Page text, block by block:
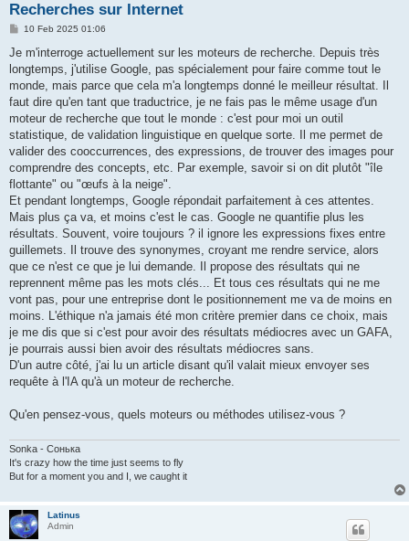
Recherches sur Internet
P
s
10 Feb 2025 01:06
Je m'interroge actuellement sur les moteurs de recherche. Depuis très
longtemps, j'utilise Google, pas spécialement pour faire comme tout le
monde, mais parce que cela m'a longtemps donné le meilleur résultat. Il
faut dire qu'en tant que traductrice, je ne fais pas le même usage d'un
moteur de recherche que tout le monde : c'est pour moi un outil
statistique, de validation linguistique en quelque sorte. Il me permet de
valider des cooccurrences, des expressions, de trouver des images pour
comprendre des concepts, etc. Par exemple, savoir si on dit plutôt "île
flottante" ou "œufs à la neige".
Et pendant longtemps, Google répondait parfaitement à ces attentes.
Mais plus ça va, et moins c'est le cas. Google ne quantifie plus les
résultats. Souvent, voire toujours ? il ignore les expressions fixes entre
guillemets. Il trouve des synonymes, croyant me rendre service, alors
que ce n'est ce que je lui demande. Il propose des résultats qui ne
reprennent même pas les mots clés... Et tous ces résultats qui ne me
vont pas, pour une entreprise dont le positionnement me va de moins en
moins. L'éthique n'a jamais été mon critère premier dans ce choix, mais
je me dis que si c'est pour avoir des résultats médiocres avec un GAFA,
je pourrais aussi bien avoir des résultats médiocres sans.
D'un autre côté, j'ai lu un article disant qu'il valait mieux envoyer ses
requête à l'IA qu'à un moteur de recherche.
Qu'en pensez-vous, quels moteurs ou méthodes utilisez-vous ?
Sonka - Сонька
It's crazy how the time just seems to fly
But for a moment you and I, we caught it
Latinus
Admin